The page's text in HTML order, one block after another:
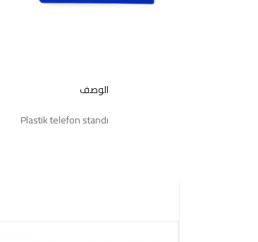
الوصف
Plastik telefon standı